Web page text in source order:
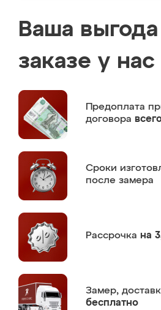
Ваша
заказе у нас
Предоплата
договора
Сроки
после замера
Рассрочка на
Замер,
бесплатно